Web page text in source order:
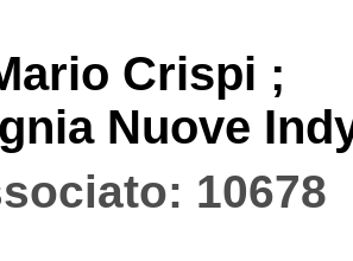
Crispi ;
Nuove
10678